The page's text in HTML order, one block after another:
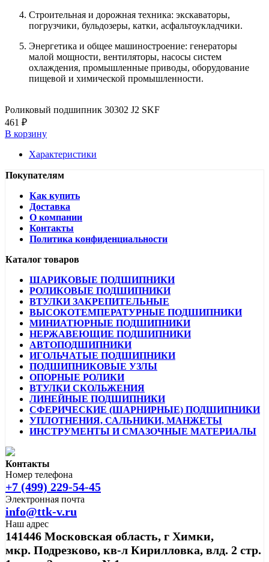
Строительная и дорожная техника: экскаваторы,
погрузчики, бульдозеры, катки, асфальтоукладчики.
Энергетика и общее машиностроение: генераторы
малой мощности, вентиляторы, насосы систем
охлаждения, промышленные приводы, оборудование
пищевой и химической промышленности.
Роликовый подшипник 30302 J2 SKF
461 ₽
В корзину
Характеристики
Покупателям
Как купить
Доставка
О компании
Контакты
Политика конфиденциальности
Каталог товаров
ШАРИКОВЫЕ ПОДШИПНИКИ
РОЛИКОВЫЕ ПОДШИПНИКИ
ВТУЛКИ ЗАКРЕПИТЕЛЬНЫЕ
ВЫСОКОТЕМПЕРАТУРНЫЕ ПОДШИПНИКИ
МИНИАТЮРНЫЕ ПОДШИПНИКИ
НЕРЖАВЕЮЩИЕ ПОДШИПНИКИ
АВТОПОДШИПНИКИ
ИГОЛЬЧАТЫЕ ПОДШИПНИКИ
ПОДШИПНИКОВЫЕ УЗЛЫ
ОПОРНЫЕ РОЛИКИ
ВТУЛКИ СКОЛЬЖЕНИЯ
ЛИНЕЙНЫЕ ПОДШИПНИКИ
СФЕРИЧЕСКИЕ (ШАРНИРНЫЕ) ПОДШИПНИКИ
УПЛОТНЕНИЯ, САЛЬНИКИ, МАНЖЕТЫ
ИНСТРУМЕНТЫ И СМАЗОЧНЫЕ МАТЕРИАЛЫ
Контакты
Номер телефона
+7 (499) 229-54-45
Электронная почта
info@ttk-v.ru
Наш адрес
141446 Московская область, г Химки,
мкр. Подрезково, кв-л Кирилловка, влд. 2 стр.